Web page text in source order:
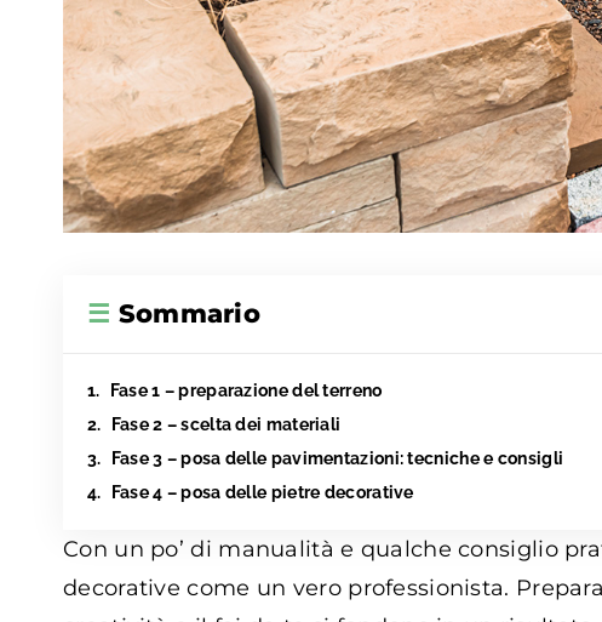
☰ Sommario
Fase 1 – preparazione del terreno
Fase 2 – scelta dei materiali
Fase 3 – posa delle pavimentazioni: tecniche e consigli
Fase 4 – posa delle pietre decorative
Con un po’ di manualità e qualche consiglio
decorative come un vero professionista.